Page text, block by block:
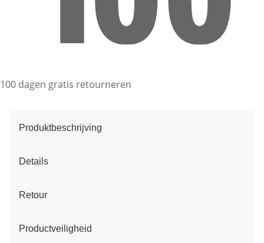
100 dagen gratis retourneren
Produktbeschrijving
Details
Retour
Productveiligheid